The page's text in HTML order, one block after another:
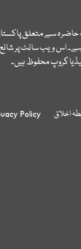
حاضرہ سے متعلق
اس ویب سائٹ پر
گروپ محفوظ ہیں۔
اخلاق Policy